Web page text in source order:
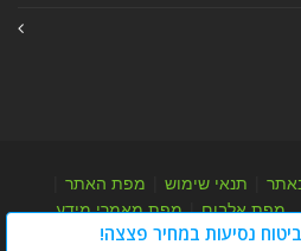
תנאי שימוש מפת האתר
מפת אלבום|מפת מאמרי מידע
ביטוח נסיעות במחיר פצצה!